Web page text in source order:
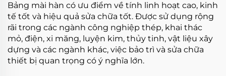
Bảng mài hàn có ưu điểm về tính linh hoạt cao, kinh
tế tốt và hiệu quả sửa chữa tốt. Được sử dụng rộng
rãi trong các ngành công nghiệp thép, khai thác
mỏ, điện, xi măng, luyện kim, thủy tinh, vật liệu xây
dựng và các ngành khác, việc bảo trì và sửa chữa
thiết bị quan trọng có ý nghĩa lớn.